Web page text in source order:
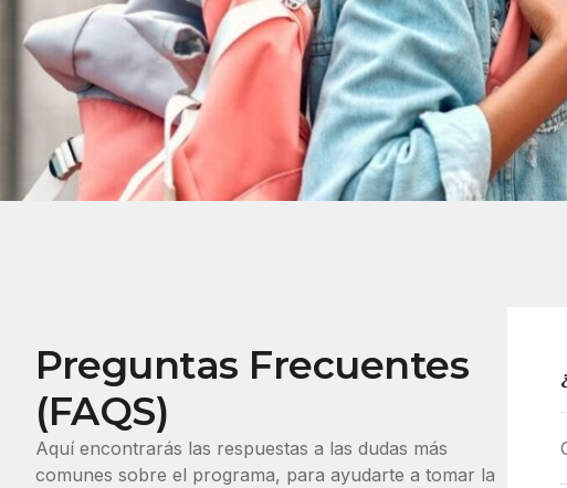
Preguntas Frecuentes
(FAQS)
Aquí encontrarás las respuestas a las dudas más
comunes sobre el programa, para ayudarte a tomar la